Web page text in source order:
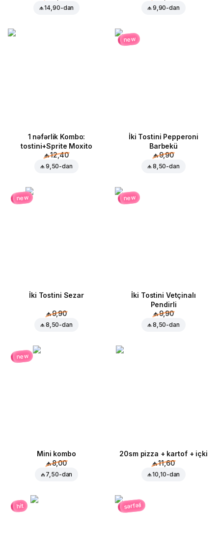
₼ 14,90-dan ₼ 9,90-dan
1 nəfərlik Kombo:
tostini+Sprite Moxito
₼ 12,40
₼ 9,50-dan
new
İki Tostini Pepperoni
Barbekü
₼ 9,90
₼ 8,50-dan
new
İki Tostini Sezar
₼ 9,90
₼ 8,50-dan
new
İki Tostini Vetçinalı
Pendirli
₼ 9,90
₼ 8,50-dan
new
Mini kombo
₼ 8,00
₼ 7,50-dan
20sm pizza + kartof + içki
₼ 11,60
₼ 10,10-dan
hit sərfəli